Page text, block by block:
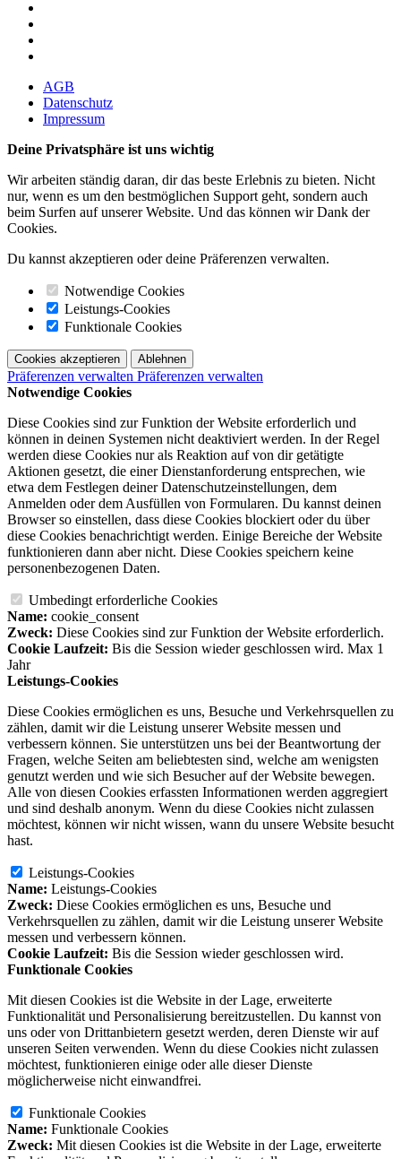
AGB
Datenschutz
Impressum
Deine Privatsphäre ist uns wichtig
Wir arbeiten ständig daran, dir das beste Erlebnis zu bieten. Nicht
nur, wenn es um den bestmöglichen Support geht, sondern auch
beim Surfen auf unserer Website. Und das können wir Dank der
Cookies.
Du kannst akzeptieren oder deine Präferenzen verwalten.
Notwendige Cookies
Leistungs-Cookies
Funktionale Cookies
Cookies akzeptieren Ablehnen
Präferenzen verwalten Präferenzen verwalten
Notwendige Cookies
Diese Cookies sind zur Funktion der Website erforderlich und
können in deinen Systemen nicht deaktiviert werden. In der Regel
werden diese Cookies nur als Reaktion auf von dir getätigte
Aktionen gesetzt, die einer Dienstanforderung entsprechen, wie
etwa dem Festlegen deiner Datenschutzeinstellungen, dem
Anmelden oder dem Ausfüllen von Formularen. Du kannst deinen
Browser so einstellen, dass diese Cookies blockiert oder du über
diese Cookies benachrichtigt werden. Einige Bereiche der Website
funktionieren dann aber nicht. Diese Cookies speichern keine
personenbezogenen Daten.
Umbedingt erforderliche Cookies
Name: cookie_consent
Zweck: Diese Cookies sind zur Funktion der Website erforderlich.
Cookie Laufzeit: Bis die Session wieder geschlossen wird. Max 1
Jahr
Leistungs-Cookies
Diese Cookies ermöglichen es uns, Besuche und Verkehrsquellen zu
zählen, damit wir die Leistung unserer Website messen und
verbessern können. Sie unterstützen uns bei der Beantwortung der
Fragen, welche Seiten am beliebtesten sind, welche am wenigsten
genutzt werden und wie sich Besucher auf der Website bewegen.
Alle von diesen Cookies erfassten Informationen werden aggregiert
und sind deshalb anonym. Wenn du diese Cookies nicht zulassen
möchtest, können wir nicht wissen, wann du unsere Website besucht
hast.
Leistungs-Cookies
Name: Leistungs-Cookies
Zweck: Diese Cookies ermöglichen es uns, Besuche und
Verkehrsquellen zu zählen, damit wir die Leistung unserer Website
messen und verbessern können.
Cookie Laufzeit: Bis die Session wieder geschlossen wird.
Funktionale Cookies
Mit diesen Cookies ist die Website in der Lage, erweiterte
Funktionalität und Personalisierung bereitzustellen. Du kannst von
uns oder von Drittanbietern gesetzt werden, deren Dienste wir auf
unseren Seiten verwenden. Wenn du diese Cookies nicht zulassen
möchtest, funktionieren einige oder alle dieser Dienste
möglicherweise nicht einwandfrei.
Funktionale Cookies
Name: Funktionale Cookies
Zweck: Mit diesen Cookies ist die Website in der Lage, erweiterte